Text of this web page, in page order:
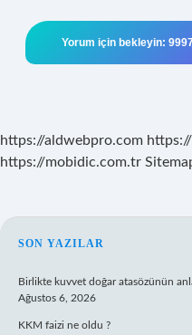
https://aldwebpro.com
https://mobidic.com.tr
SIDEBAR
SON YAZILAR
Birlikte kuvvet doğar atasözünün
Ağustos 6, 2026
KKM faizi ne oldu ?